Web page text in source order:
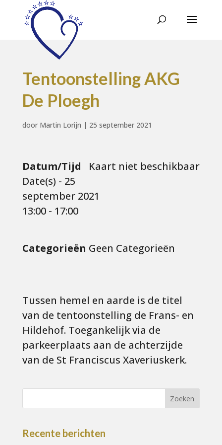
Tentoonstelling AKG
De Ploegh
door Martin Lorijn | 25 september 2021
Kaart niet beschikbaar
Datum/Tijd
Date(s) - 25
september 2021
13:00 - 17:00
Categorieën Geen Categorieën
Tussen hemel en aarde is de titel
van de tentoonstelling de Frans- en
Hildehof. Toegankelijk via de
parkeerplaats aan de achterzijde
van de St Franciscus Xaveriuskerk.
Recente berichten